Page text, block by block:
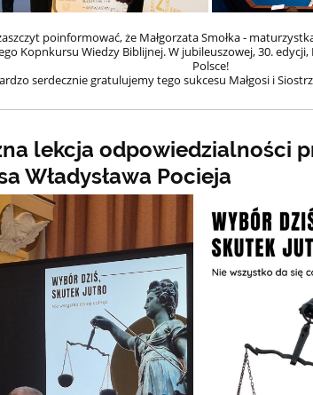
poinformować, że Małgorzata Smołka -
Kopnkursu Wiedzy Biblijnej. W jubileuszowej, 30. edycji,
Polsce!
serdecznie gratulujemy tego sukcesu Małgosi i
lekcja odpowiedzialności
Władysława Pocieja